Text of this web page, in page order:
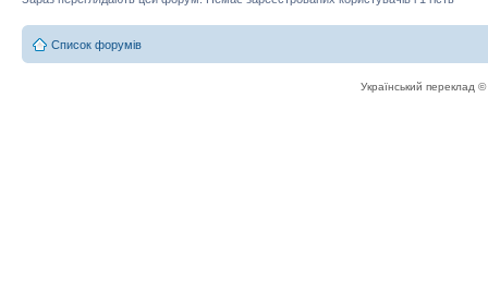
Список форумів
Український переклад